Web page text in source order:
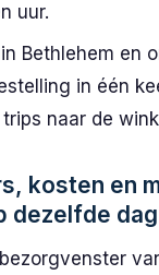
uur.
Bethlehem en
in één
naar de
kosten en
dezelfde dag